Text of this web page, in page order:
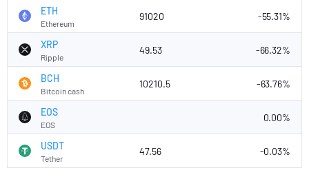
ETH
Ethereum
91020 -55.31%
XRP
Ripple
49.53 -66.32%
BCH
Bitcoin cash
10210.5 -63.76%
EOS
EOS
0.00%
USDT
Tether
47.56 -0.03%